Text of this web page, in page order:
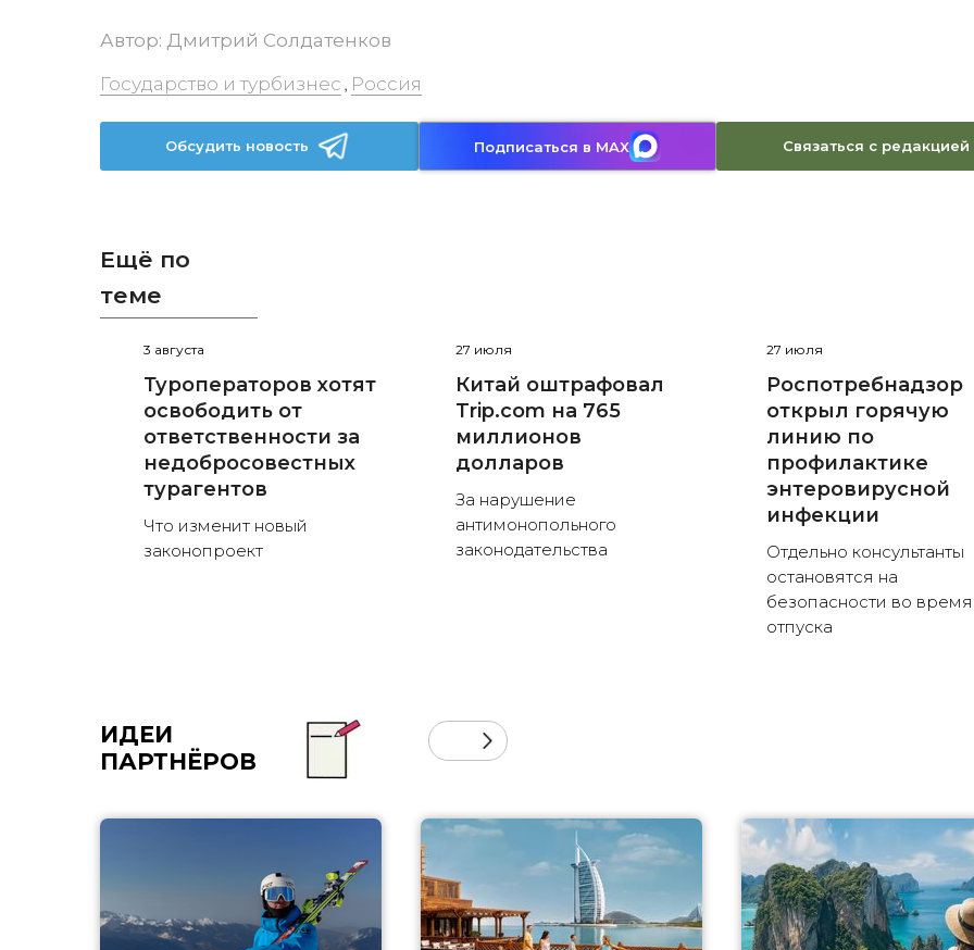
Автор: Дмитрий Солдатенков
Государство и турбизнес , Россия
Обсудить новость Подписаться в MAX Связаться с редакцией
Ещё по
теме
3 августа
Туроператоров хотят
освободить от
ответственности за
недобросовестных
турагентов
Что изменит новый
законопроект
27 июля
Китай оштрафовал
Trip.com на 765
миллионов
долларов
За нарушение
антимонопольного
законодательства
27 июля
Роспотребнадзор
открыл горячую
линию по
профилактике
энтеровирусной
инфекции
Отдельно консультанты
остановятся на
безопасности во время
отпуска
ИДЕИ
ПАРТНЁРОВ